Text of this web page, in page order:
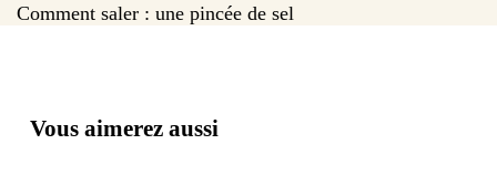
Comment saler : une pincée de sel
Vous aimerez aussi